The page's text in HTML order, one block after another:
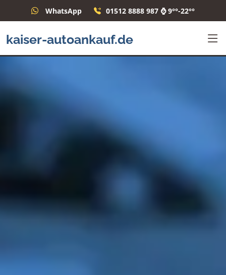
WhatsApp 01512 8888 987 ⌚ 9°°-22°°
kaiser-autoankauf.de